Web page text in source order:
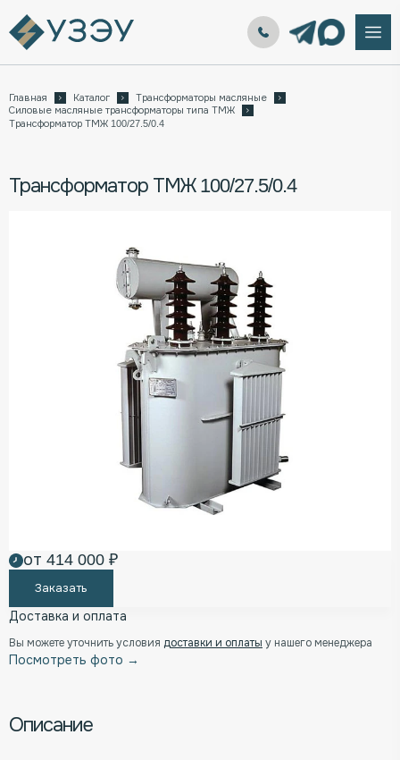
Главная Каталог
Трансформаторы масляные
Силовые масляные трансформаторы типа ТМЖ
Трансформатор ТМЖ 100/27.5/0.4
Трансформатор ТМЖ 100/27.5/0.4
от 414 000 ₽
Заказать
Доставка и оплата
Вы можете уточнить условия доставки и оплаты у нашего менеджера
Посмотреть фото →
Описание